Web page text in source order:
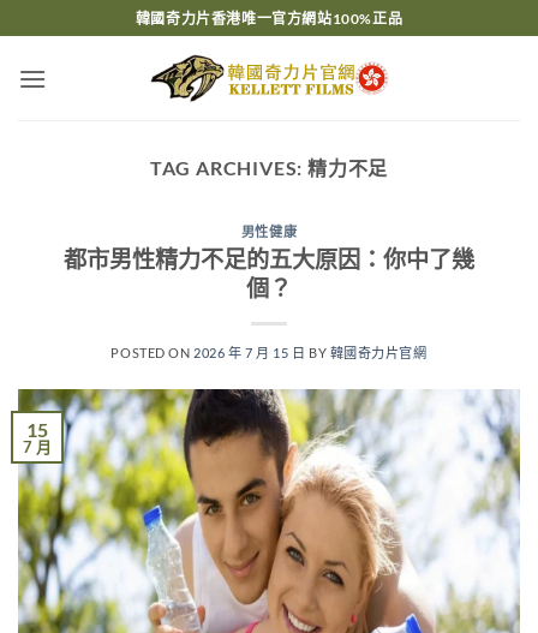
to
content
韓國奇力片香港唯一官方網站100%正品
TAG ARCHIVES: 精力不足
男性健康
都市男性精力不足的五大原因：你中了幾
個？
POSTED ON 2026 年 7 月 15 日 BY 韓國奇力片官網
15
7 月